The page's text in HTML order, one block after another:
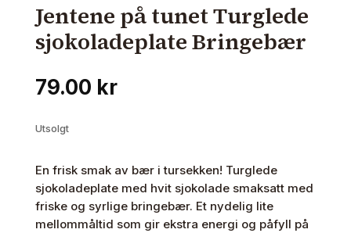
Jentene på tunet Turglede
sjokoladeplate Bringebær
79.00 kr
Utsolgt
En frisk smak av bær i tursekken! Turglede
sjokoladeplate med hvit sjokolade smaksatt med
friske og syrlige bringebær. Et nydelig lite
mellommåltid som gir ekstra energi og påfyll på